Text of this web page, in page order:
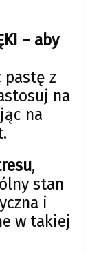
– aby
z
na
na
,
stan
i
w takiej